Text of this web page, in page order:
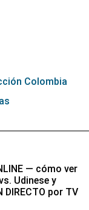
Colombia
— cómo ver
Udinese y
por TV